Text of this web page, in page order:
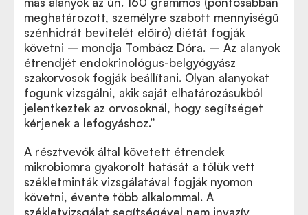
meghatározott, személyre szabott mennyiségű
szénhidrát bevitelét előíró) diétát fogják
követni – mondja Tombácz Dóra. – Az alanyok
étrendjét endokrinológus-belgyógyász
szakorvosok fogják beállítani. Olyan alanyokat
fogunk vizsgálni, akik saját elhatározásukból
jelentkeztek az orvosoknál, hogy segítséget
kérjenek a lefogyáshoz.”
A résztvevők által követett étrendek
mikrobiomra gyakorolt hatását a tőlük vett
székletminták vizsgálatával fogják nyomon
követni, évente több alkalommal. A
székletvizsgálat segítségével nem invazív